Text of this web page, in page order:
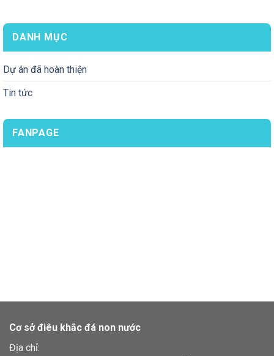
DANH MỤC
Dự án đã hoàn thiện
Tin tức
FANPAGE
Cơ sở điêu khắc đá non nước
Địa chỉ: